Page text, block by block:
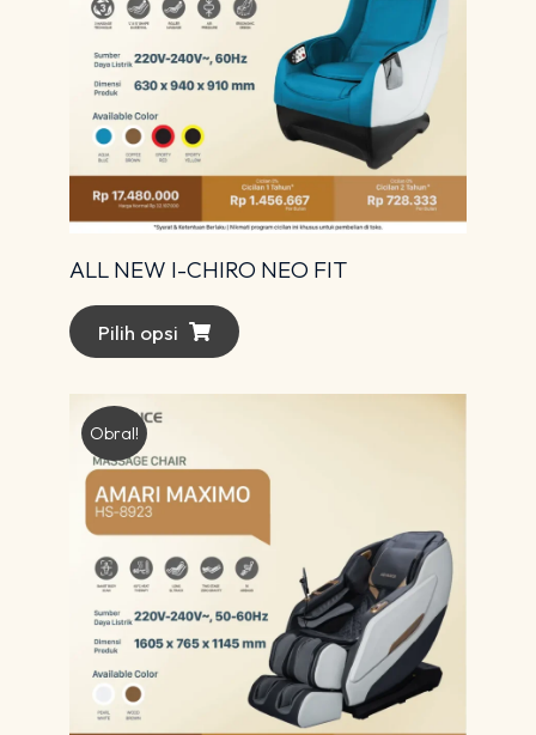
ALL NEW I-CHIRO NEO FIT
Pilih opsi
Obral!